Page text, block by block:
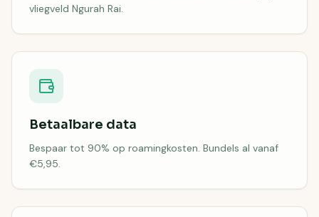
vliegveld Ngurah Rai.
Betaalbare data
Bespaar tot 90% op roamingkosten. Bundels al vanaf
€5,95.